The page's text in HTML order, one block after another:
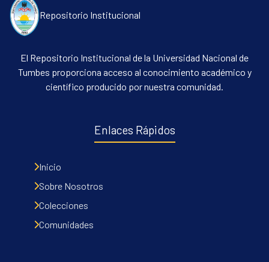
Communities & Collections
Repositorio Institucional
El Repositorio Institucional de la Universidad Nacional de
Tumbes proporciona acceso al conocimiento académico y
científico producido por nuestra comunidad.
Enlaces Rápidos
Inicio
Sobre Nosotros
Colecciones
Comunidades